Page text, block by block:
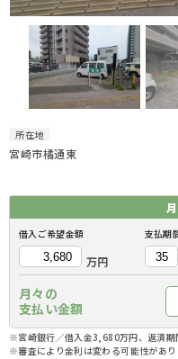
所在地
宮崎市橘通東
借入ご希望金額
万円
支払期
月々の
支払い金額
※宮崎銀行／借入金3,680万円、返済
※審査により金利は変わる可能性があり